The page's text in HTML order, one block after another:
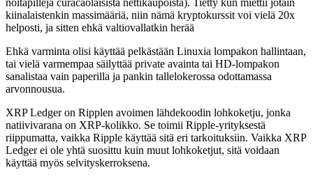
kiinalaistenkin massimääriä, niin nämä kryptokurssit voi vielä 20x
helposti, ja sitten ehkä valtiovallatkin herää
Ehkä varminta olisi käyttää pelkästään Linuxia lompakon hallintaan,
tai vielä varmempaa säilyttää private avainta tai HD-lompakon
sanalistaa vain paperilla ja pankin tallelokerossa odottamassa
arvonnousua.
XRP Ledger on Ripplen avoimen lähdekoodin lohkoketju, jonka
natiivivarana on XRP-kolikko. Se toimii Ripple-yrityksestä
riippumatta, vaikka Ripple käyttää sitä eri tarkoituksiin. Vaikka XRP
Ledger ei ole yhtä suosittu kuin muut lohkoketjut, sitä voidaan
käyttää myös selvityskerroksena.